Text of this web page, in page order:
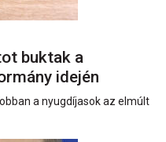
buktak a
idején
a nyugdíjasok az elmúlt